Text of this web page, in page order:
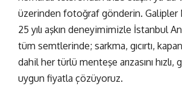
üzerinden fotoğraf gönderin. Galipler
25 yılı aşkın deneyimimizle İstanbul
tüm semtlerinde; sarkma, gıcırtı,
dahil her türlü menteşe arızasını hızlı,
uygun fiyatla çözüyoruz.